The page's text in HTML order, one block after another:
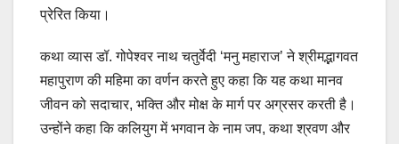
प्रेरित किया।
कथा व्यास डॉ. गोपेश्वर नाथ चतुर्वेदी ‘मनु महाराज’ ने श्रीमद्भागवत
महापुराण की महिमा का वर्णन करते हुए कहा कि यह कथा मानव
जीवन को सदाचार, भक्ति और मोक्ष के मार्ग पर अग्रसर करती है।
उन्होंने कहा कि कलियुग में भगवान के नाम जप, कथा श्रवण और